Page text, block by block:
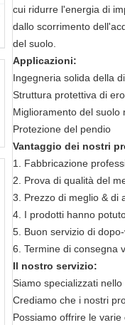
cui ridurre l'energia di
dallo scorrimento
del suolo.
Applicazioni:
Ingegneria solida della
Struttura protettiva di
Miglioramento del suolo
Protezione del pendio
Vantaggio dei nostri
1. Fabbricazione
2. Prova di qualità del
3. Prezzo di meglio & di
4. I prodotti hanno
5. Buon servizio di dopo-
6. Termine di consegna
Il nostro servizio:
Siamo specializzati
Crediamo che i nostri
Possiamo offrire le